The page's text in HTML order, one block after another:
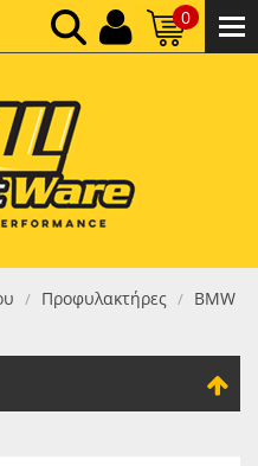
0
ΚΑΘΑΡΌ ΣΎΝΟΛΟ:
ΤΕΛΙΚΌ ΣΎΝΟΛΟ:0,00 €
/ Προφυλακτήρες / BMW